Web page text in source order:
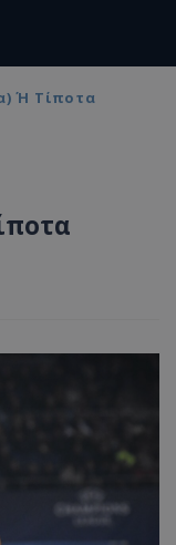
Ή Τίποτα